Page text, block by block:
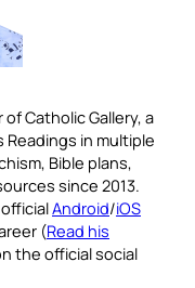
Catholic Gallery, a
in multiple
Bible plans,
since 2013.
Android/iOS
(Read his
the official social